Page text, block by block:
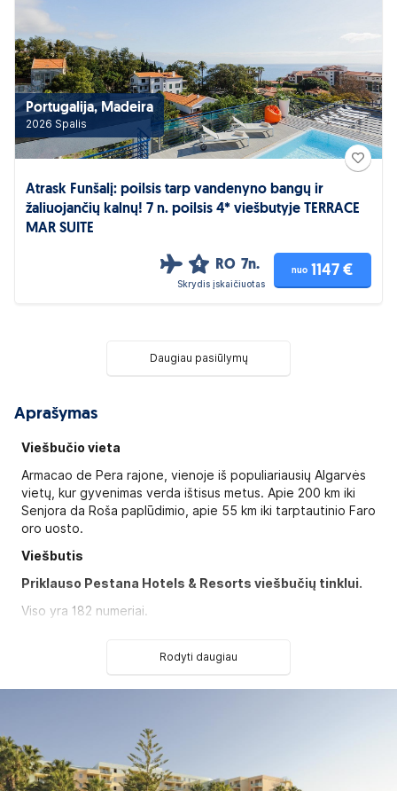
Portugalija, Madeira
2026 Spalis
Atrask Funšalį: poilsis tarp vandenyno bangų ir
žaliuojančių kalnų! 7 n. poilsis 4* viešbutyje TERRACE
MAR SUITE
4 RO 7n.
Skrydis įskaičiuotas
nuo 1147 €
Daugiau pasiūlymų
Aprašymas
Viešbučio vieta
Armacao de Pera rajone, vienoje iš populiariausių Algarvės
vietų, kur gyvenimas verda ištisus metus. Apie 200 km iki
Senjora da Roša paplūdimio, apie 55 km iki tarptautinio Faro
oro uosto.
Viešbutis
Priklauso Pestana Hotels & Resorts viešbučių tinklui.
Viso yra 182 numeriai.
balkonas, mini virtuvė, 2 viengulės lovos arba 1 dvigulė,
Deluxe Sea tipo numeriai
balkonas, mini virtuvė, 2 viengulės lovos arba 1 dvigulė,
Rodyti daugiau